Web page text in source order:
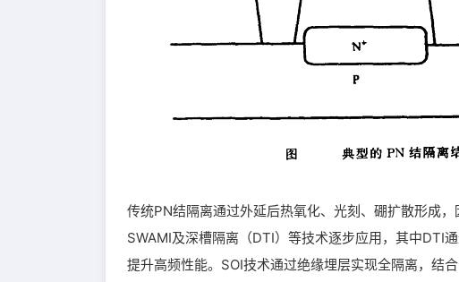
传统PN结隔离通过外延后热氧化、光刻、硼扩散形成
SWAMI及深槽隔离（DTI）等技术逐步应用，其中DTI
提升高频性能。SOI技术通过绝缘埋层实现全隔离，结